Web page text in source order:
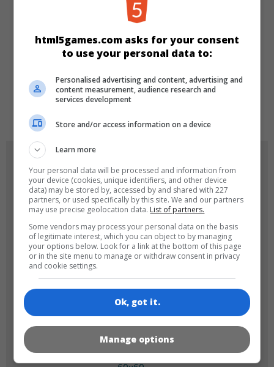
Üçünü Birleştir
DILLER
de
180x180
html5games.com asks for your consent
to use your personal data to:
Personalised advertising and content, advertising and
content measurement, audience research and
services development
Store and/or access information on a device
Learn more
Your personal data will be processed and information from
your device (cookies, unique identifiers, and other device
data) may be stored by, accessed by and shared with 227
partners, or used specifically by this site. We and our partners
may use precise geolocation data. List of partners.
Some vendors may process your personal data on the basis
of legitimate interest, which you can object to by managing
your options below. Look for a link at the bottom of this page
or in the site menu to manage or withdraw consent in privacy
and cookie settings.
Ok, got it.
Manage options